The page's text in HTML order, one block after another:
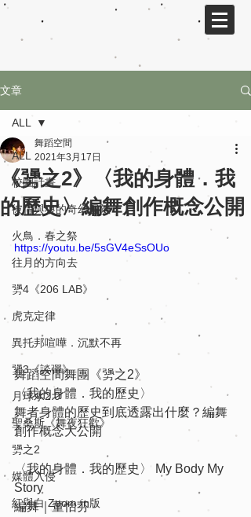
文章
ALL
校園計畫
彼得與狼的奇幻冒險
火鳥．春之祭
往月的方向去
勥4《206 LAB》
虎克定律
異托邦喧嘩．沉默不再
勥3《談彈》
月球水2.0
聖桑斯《舞夜狂歡》
勥之2
媒體入侵
紅與白 Zoom-in版
ALL
《勥之2》〈我的身體．我
的歷史〉編舞創作概念公開
舞蹈空間
2021年3月17日
https://youtu.be/5sGV4eSsOUo
舞蹈空間舞團《勥之2》
〈我的身體．我的歷史〉
舞者身體的歷史到底透露出什麼？編舞
創作概念大公開
〈我的身體．我的歷史〉 My Body My
Story
編舞｜董怡芬